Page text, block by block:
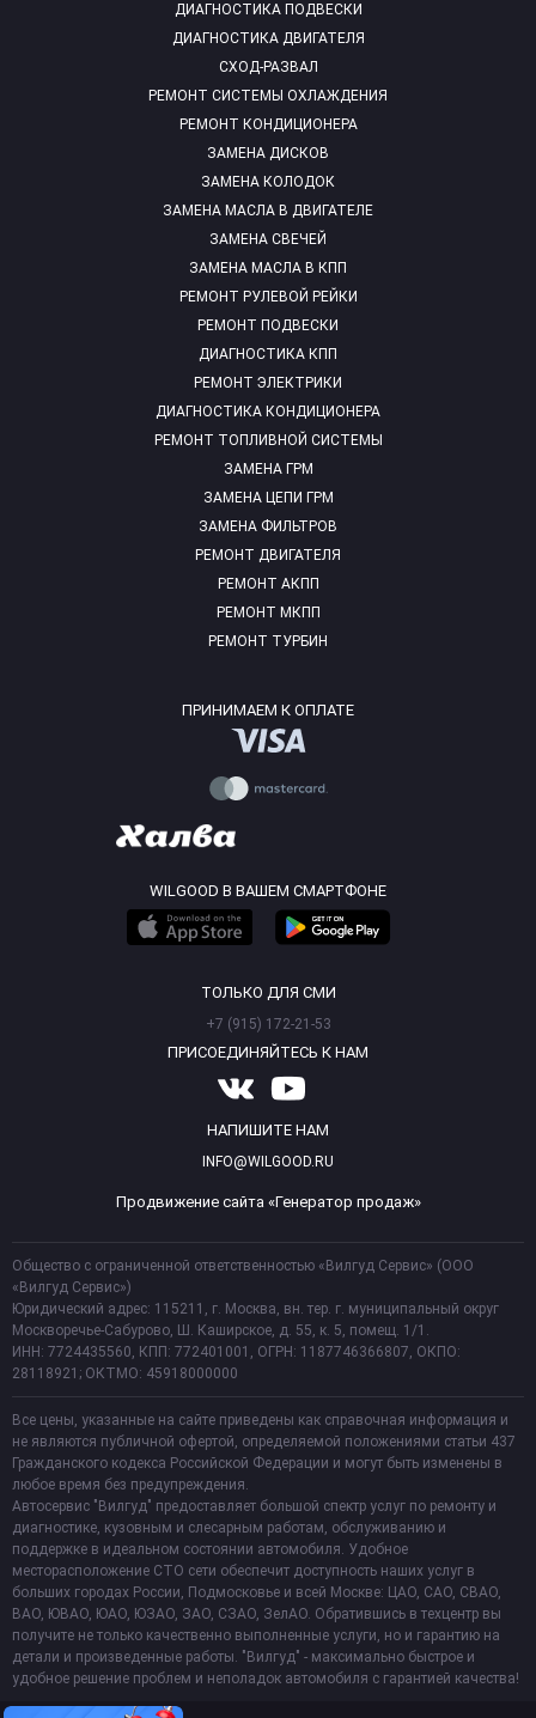
ДИАГНОСТИКА ПОДВЕСКИ
ДИАГНОСТИКА ДВИГАТЕЛЯ
СХОД-РАЗВАЛ
РЕМОНТ СИСТЕМЫ ОХЛАЖДЕНИЯ
РЕМОНТ КОНДИЦИОНЕРА
ЗАМЕНА ДИСКОВ
ЗАМЕНА КОЛОДОК
ЗАМЕНА МАСЛА В ДВИГАТЕЛЕ
ЗАМЕНА СВЕЧЕЙ
ЗАМЕНА МАСЛА В КПП
РЕМОНТ РУЛЕВОЙ РЕЙКИ
РЕМОНТ ПОДВЕСКИ
ДИАГНОСТИКА КПП
РЕМОНТ ЭЛЕКТРИКИ
ДИАГНОСТИКА КОНДИЦИОНЕРА
РЕМОНТ ТОПЛИВНОЙ СИСТЕМЫ
ЗАМЕНА ГРМ
ЗАМЕНА ЦЕПИ ГРМ
ЗАМЕНА ФИЛЬТРОВ
РЕМОНТ ДВИГАТЕЛЯ
РЕМОНТ АКПП
РЕМОНТ МКПП
РЕМОНТ ТУРБИН
ПРИНИМАЕМ К ОПЛАТЕ
WILGOOD В ВАШЕМ СМАРТФОНЕ
ТОЛЬКО ДЛЯ СМИ
+7 (915) 172-21-53
ПРИСОЕДИНЯЙТЕСЬ К НАМ
НАПИШИТЕ НАМ
INFO@WILGOOD.RU
Продвижение сайта «Генератор продаж»
Общество с ограниченной ответственностью «Вилгуд Сервис» (ООО
«Вилгуд Сервис»)
Юридический адрес: 115211, г. Москва, вн. тер. г. муниципальный округ
Москворечье-Сабурово, Ш. Каширское, д. 55, к. 5, помещ. 1/1.
ИНН: 7724435560, КПП: 772401001, ОГРН: 1187746366807, ОКПО:
28118921; ОКТМО: 45918000000
Все цены, указанные на сайте приведены как справочная информация и
не являются публичной офертой, определяемой положениями статьи 437
Гражданского кодекса Российской Федерации и могут быть изменены в
любое время без предупреждения.
Автосервис "Вилгуд" предоставляет большой спектр услуг по ремонту и
диагностике, кузовным и слесарным работам, обслуживанию и
поддержке в идеальном состоянии автомобиля. Удобное
месторасположение СТО сети обеспечит доступность наших услуг в
больших городах России, Подмосковье и всей Москве: ЦАО, САО, СВАО,
ВАО, ЮВАО, ЮАО, ЮЗАО, ЗАО, СЗАО, ЗелАО. Обратившись в техцентр вы
получите не только качественно выполненные услуги, но и гарантию на
детали и произведенные работы. "Вилгуд" - максимально быстрое и
удобное решение проблем и неполадок автомобиля с гарантией качества!